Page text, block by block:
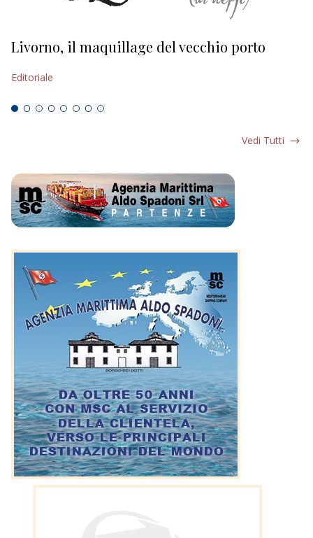
Livorno, il maquillage del vecchio porto
Editoriale
Vedi Tutti